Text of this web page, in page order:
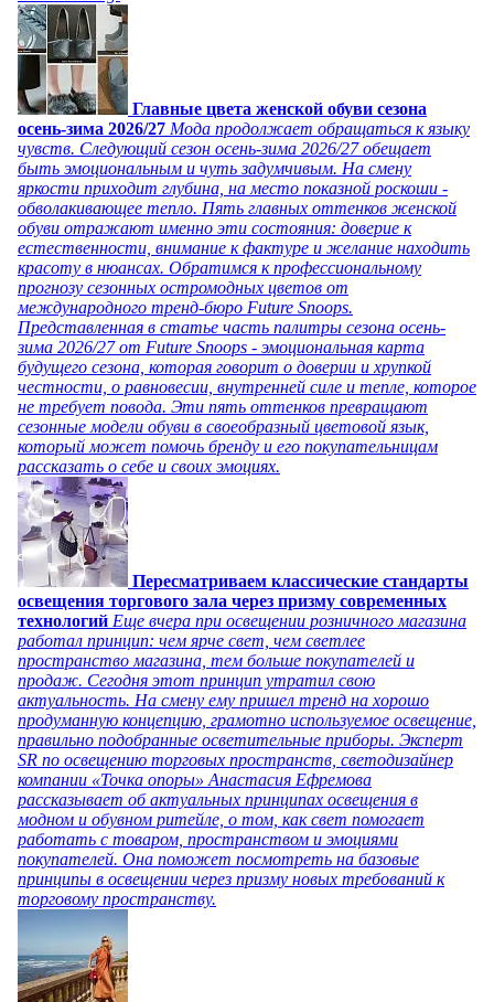
Главные цвета женской обуви сезона
осень-зима 2026/27 Мода продолжает обращаться к языку
чувств. Следующий сезон осень-зима 2026/27 обещает
быть эмоциональным и чуть задумчивым. На смену
яркости приходит глубина, на место показной роскоши -
обволакивающее тепло. Пять главных оттенков женской
обуви отражают именно эти состояния: доверие к
естественности, внимание к фактуре и желание находить
красоту в нюансах. Обратимся к профессиональному
прогнозу сезонных остромодных цветов от
международного тренд-бюро Future Snoops.
Представленная в статье часть палитры сезона осень-
зима 2026/27 от Future Snoops - эмоциональная карта
будущего сезона, которая говорит о доверии и хрупкой
честности, о равновесии, внутренней силе и тепле, которое
не требует повода. Эти пять оттенков превращают
сезонные модели обуви в своеобразный цветовой язык,
который может помочь бренду и его покупательницам
рассказать о себе и своих эмоциях.
Пересматриваем классические стандарты
освещения торгового зала через призму современных
технологий Еще вчера при освещении розничного магазина
работал принцип: чем ярче свет, чем светлее
пространство магазина, тем больше покупателей и
продаж. Сегодня этот принцип утратил свою
актуальность. На смену ему пришел тренд на хорошо
продуманную концепцию, грамотно используемое освещение,
правильно подобранные осветительные приборы. Эксперт
SR по освещению торговых пространств, светодизайнер
компании «Точка опоры» Анастасия Ефремова
рассказывает об актуальных принципах освещения в
модном и обувном ритейле, о том, как свет помогает
работать с товаром, пространством и эмоциями
покупателей. Она поможет посмотреть на базовые
принципы в освещении через призму новых требований к
торговому пространству.